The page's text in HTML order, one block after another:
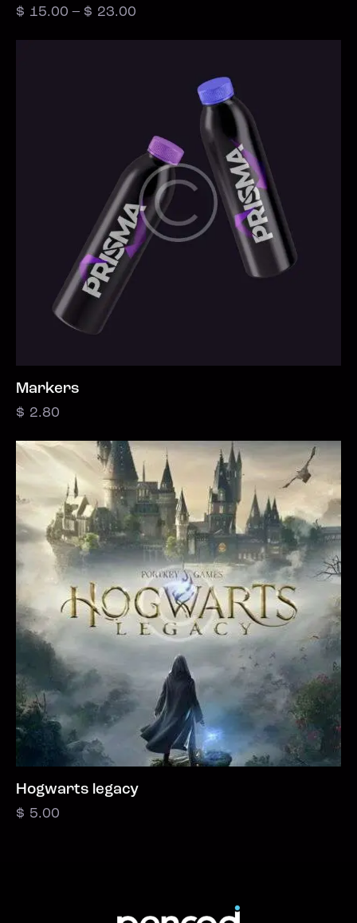
$ 15.00 – $ 23.00
Markers
$ 2.80
Hogwarts legacy
$ 5.00